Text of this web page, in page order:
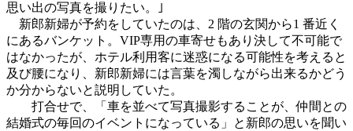
思い出の写真を撮りたい。｣
新郎新婦が予約をしていたのは、2 階の玄関から1 番近く
にあるバンケット。VIP専用の車寄せもあり決して不可能で
はなかったが、ホテル利用客に迷惑になる可能性を考えると
及び腰になり、新郎新婦には言葉を濁しながら出来るかどう
か分からないと説明していた。
打合せで、「車を並べて写真撮影することが、仲間との
結婚式の毎回のイベントになっている」と新郎の思いを聞い